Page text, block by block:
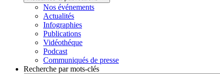
Nos événements
Actualités
Infographies
Publications
Vidéothéque
Podcast
Communiqués de presse
Recherche par mots-clés